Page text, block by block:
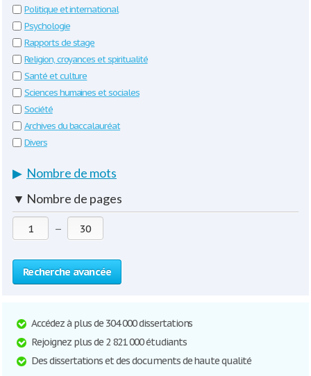
Politique et international
Psychologie
Rapports de stage
Religion, croyances et spiritualité
Santé et culture
Sciences humaines et sociales
Société
Archives du baccalauréat
Divers
▶ Nombre de mots
▼ Nombre de pages
—
Recherche avancée
Accédez à plus de 304 000 dissertations
Rejoignez plus de 2 821 000 étudiants
Des dissertations et des documents de haute qualité